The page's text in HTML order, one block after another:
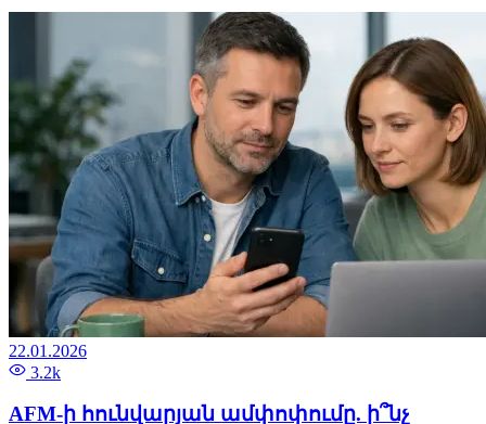
22.01.2026
3.2k
AFM-ի հունվարյան ամփոփումը. ի՞նչ